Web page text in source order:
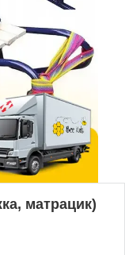
матрацик)